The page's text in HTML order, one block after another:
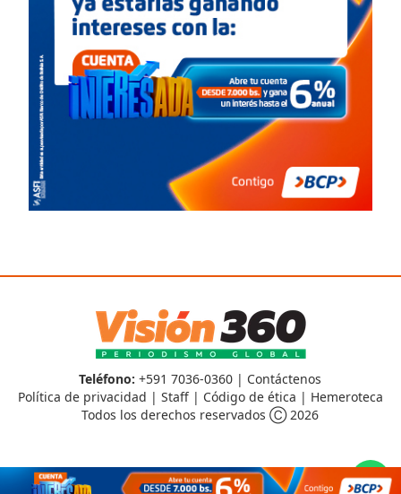
Teléfono: +591 7036-0360 | Contáctenos
Política de privacidad | Staff| Código de ética | Hemeroteca
Todos los derechos reservados Ⓒ 2026